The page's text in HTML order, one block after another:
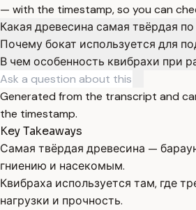
— with the timestamp, so you can
Какая древесина самая твёрдая
Почему бокат используется для
В чем особенность квибрахи при
Generated from the transcript and
the timestamp.
Key Takeaways
Самая твёрдая древесина —
гниению и насекомым.
Квибраха используется там, где
нагрузки и прочность.